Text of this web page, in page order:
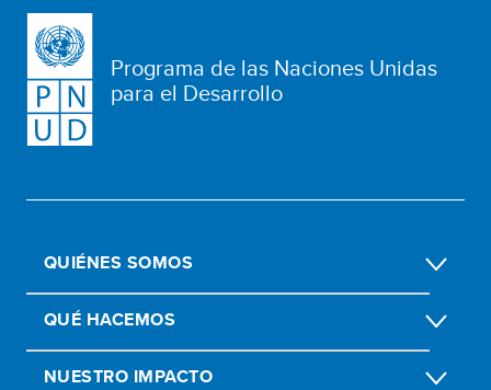
Programa de las Naciones Unidas
para el Desarrollo
QUIÉNES SOMOS
QUÉ HACEMOS
NUESTRO IMPACTO